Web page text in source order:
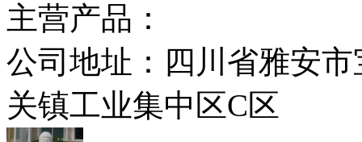
主营产品：
公司地址： 四川省雅安
关镇工业集中区C区